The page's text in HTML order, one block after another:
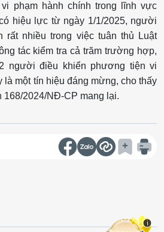
phạm hành chính trong lĩnh vực
hiệu lực từ ngày 1/1/2025, người
nhiều trong việc tuân thủ Luật
tác kiểm tra cả trăm trường hợp,
người điều khiển phương tiện vi
là một tín hiệu đáng mừng, cho thấy
168/2024/NĐ-CP mang lại.
i